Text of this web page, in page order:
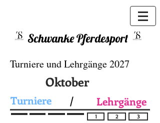
Schwanke Pferdesport
Turniere und Lehrgänge 2027
Oktober
Turniere / Lehrgänge
1 2 3